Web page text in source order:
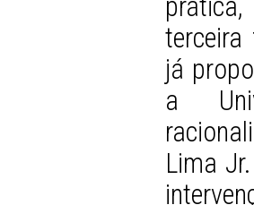
terceira
já
a
Lima